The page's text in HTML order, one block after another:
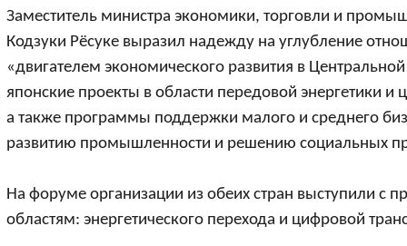
Заместитель министра экономики, торговли и
Кодзуки Рёсуке выразил надежду на углубление
«двигателем экономического развития в
японские проекты в области передовой энергетики
а также программы поддержки малого и среднего
развитию промышленности и решению социальных
На форуме организации из обеих стран выступили с
областям: энергетического перехода и цифровой